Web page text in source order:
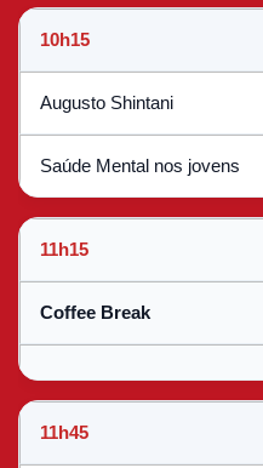
10h15
Augusto Shintani
Saúde Mental nos jovens
11h15
Coffee Break
11h45